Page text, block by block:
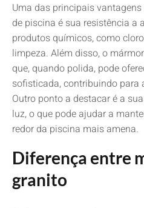
Uma das principais
de piscina é sua resistência a
produtos químicos, como
limpeza. Além disso, o
que, quando polida, pode
sofisticada, contribuindo para
Outro ponto a destacar é a
luz, o que pode ajudar a
redor da piscina mais amena.
Diferença entre
granito